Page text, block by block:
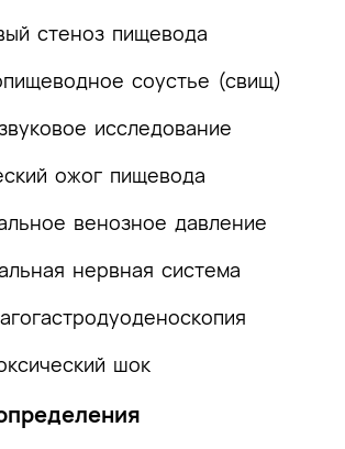
и диспансерное наблюдение,
профилактики
оказания медицинской помощи
информация (в том числе
качества медицинской
клинических
стеноз пищевода
соустье (свищ)
исследование
ожог пищевода
венозное давление
нервная система
шок